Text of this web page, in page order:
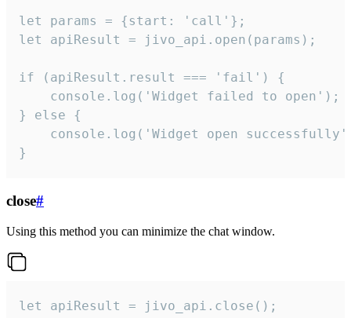
let params = {start: 'call'};
let apiResult = jivo_api.open(params);
if (apiResult.result === 'fail') {
    console.log('Widget failed to open');
} else {
console.log('Widget open
}
close#
Using this method you can minimize the chat window.
let apiResult = jivo_api.close();